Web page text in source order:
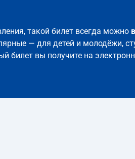
такой билет всегда можно
— для детей и молодёжи,
билет вы получите на